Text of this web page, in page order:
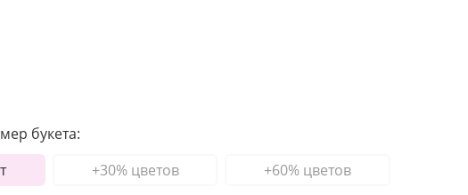
букета:
+30% цветов +60% цветов